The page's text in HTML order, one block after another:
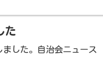
た
した。自治会ニュース